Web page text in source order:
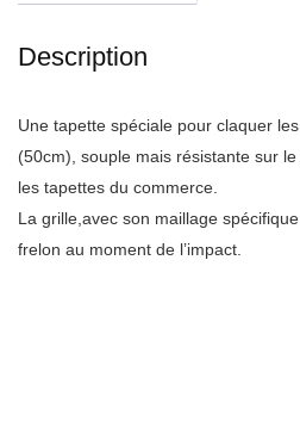
Description
Une tapette spéciale pour claquer
(50cm), souple mais résistante sur
les tapettes du commerce.
La grille,avec son maillage
frelon au moment de l’impact.